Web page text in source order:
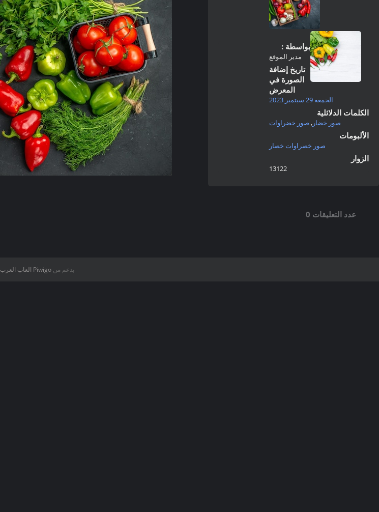
بواسطة :
مدير الموقع
تاريخ إضافة
الصورة في
المعرض
الجمعه 29 سبتمبر 2023
الكلمات الدلائلية
صور خضار , صور خضراوات
الألبومات
صور خضراوات خضار
الزوار
13122
عدد التعليقات 0
بدعم من Piwigo العاب العرب